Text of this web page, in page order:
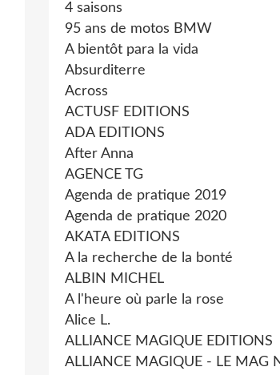
4 saisons
95 ans de motos BMW
A bientôt para la vida
Absurditerre
Across
ACTUSF EDITIONS
ADA EDITIONS
After Anna
AGENCE TG
Agenda de pratique 2019
Agenda de pratique 2020
AKATA EDITIONS
A la recherche de la bonté
ALBIN MICHEL
A l'heure où parle la rose
Alice L.
ALLIANCE MAGIQUE EDITIONS
ALLIANCE MAGIQUE - LE MAG